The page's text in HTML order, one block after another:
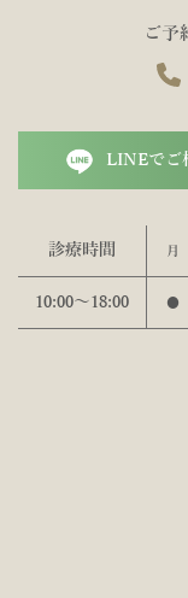
ご予
LINEでご
診療時間 月
10:00〜18:00 ●